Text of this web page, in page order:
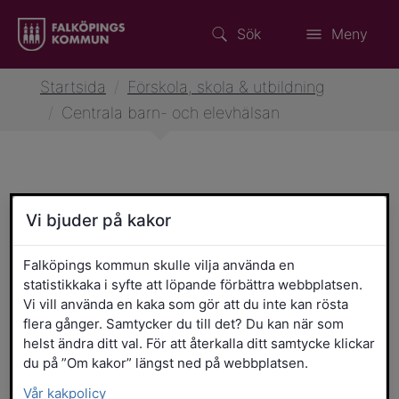
Sök Meny
Startsida
Förskola, skola & utbildning
Centrala barn- och elevhälsan
Centrala barn- och
elevhälsan
Elevhälsans medicinska insats
Familjecentralen
Vi bjuder på kakor
Falköpings kommun skulle vilja använda en
statistikkaka i syfte att löpande förbättra webbplatsen.
Vi vill använda en kaka som gör att du inte kan rösta
flera gånger. Samtycker du till det? Du kan när som
helst ändra ditt val. För att återkalla ditt samtycke klickar
du på ”Om kakor” längst ned på webbplatsen.
Vår kakpolicy